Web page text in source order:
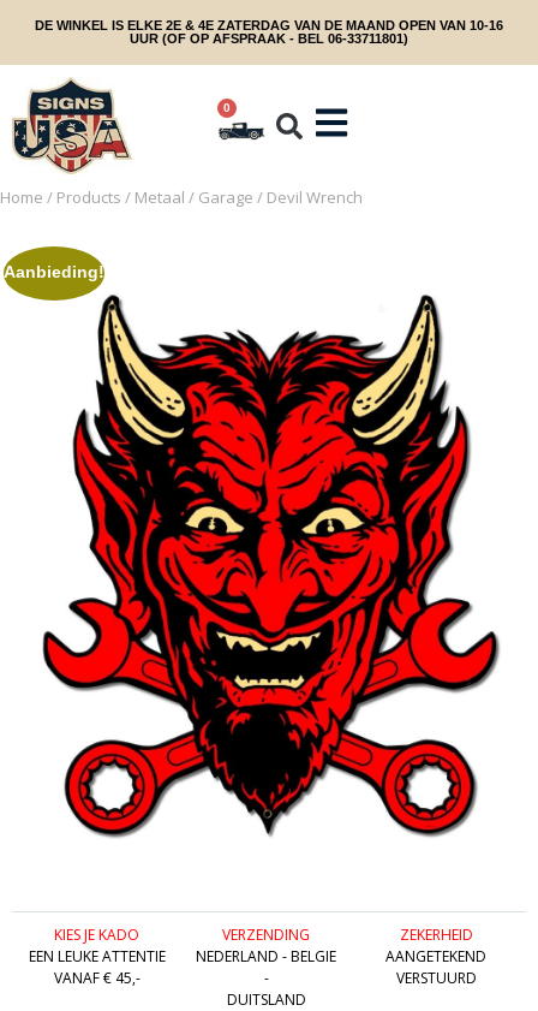
DE WINKEL IS ELKE 2E & 4E ZATERDAG VAN DE MAAND OPEN VAN 10-16
UUR (OF OP AFSPRAAK - BEL 06-33711801)
0
Home / Products / Metaal / Garage / Devil Wrench
Aanbieding!
KIES JE KADO
EEN LEUKE ATTENTIE
VANAF € 45,-
VERZENDING
NEDERLAND - BELGIE
-
DUITSLAND
ZEKERHEID
AANGETEKEND
VERSTUURD